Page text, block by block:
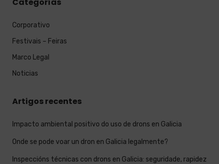
Corporativo
Festivais – Feiras
Marco Legal
Noticias
Artigos recentes
Impacto ambiental positivo do uso de drons en Galicia
Onde se pode voar un dron en Galicia legalmente?
Inspeccións técnicas con drons en Galicia: seguridade, rapidez